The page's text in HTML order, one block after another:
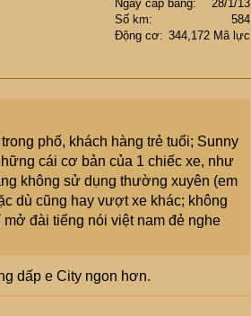
Ngày cấp bằng
28/1/13
Số km
584
Động cơ
344,172 Mã lực
phố, khách hàng trẻ tuổi; Sunny
cái cơ bản của 1 chiếc xe, như
không sử dụng thường xuyên (em
dù cũng hay vượt xe khác; không
đài tiếng nói việt nam đẻ nghe
dấp e City ngon hơn.